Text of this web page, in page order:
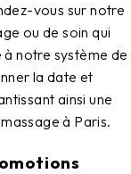
vous sur notre
ou de soin qui
notre système de
la date et
ainsi une
à Paris.